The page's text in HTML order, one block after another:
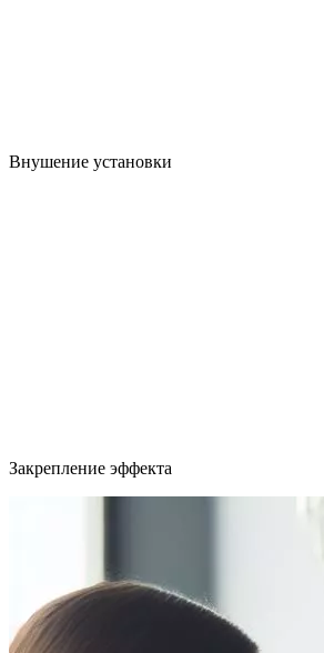
Внушение установки
Закрепление эффекта